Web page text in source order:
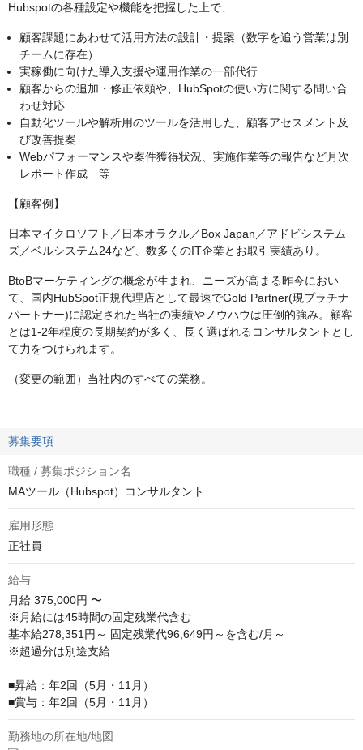
Hubspotの各種設定や機能を把握した上で、
顧客課題にあわせて活用方法の設計・提案（数字を追う営業は別
チームに存在）
実稼働に向けた導入支援や運用作業の一部代行
顧客からの追加・修正依頼や、HubSpotの使い方に関する問い合
わせ対応
自動化ツールや解析用のツールを活用した、顧客アセスメント及
び改善提案
Webパフォーマンスや案件獲得状況、実施作業等の報告など月次
レポート作成 等
【顧客例】
日本マイクロソフト／日本オラクル／Box Japan／アドビシステム
ズ／ベルシステム24など、数多くのIT企業とお取引実績あり。
BtoBマーケティングの概念が生まれ、ニーズが高まる昨今におい
て、国内HubSpot正規代理店として最速でGold Partner(現プラチナ
パートナー)に認定された当社の実績やノウハウは圧倒的強み。顧客
とは1-2年程度の長期契約が多く、長く選ばれるコンサルタントとし
て力をつけられます。
（変更の範囲）当社内のすべての業務。
募集要項
職種 / 募集ポジション名
MAツール（Hubspot）コンサルタント
雇用形態
正社員
給与
月給 375,000円 〜
※月給には45時間の固定残業代含む
基本給278,351円～ 固定残業代96,649円～を含む/月～
※超過分は別途支給
■昇給：年2回（5月・11月）
■賞与：年2回（5月・11月）
勤務地の所在地/地図